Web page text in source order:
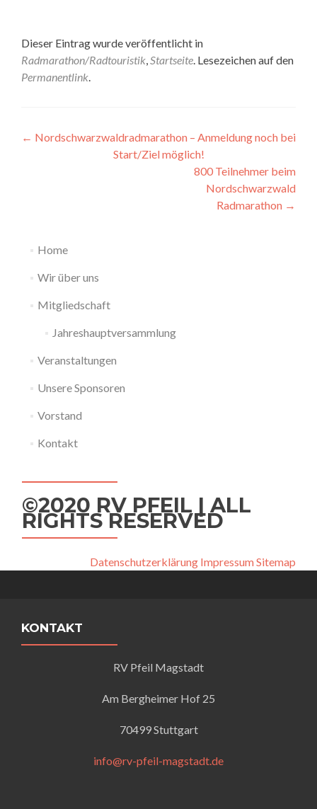
Dieser Eintrag wurde veröffentlicht in
Radmarathon/Radtouristik,Startseite. Lesezeichen auf den
Permanentlink.
Beitragsnavigation
← Nordschwarzwaldradmarathon – Anmeldung noch bei
Start/Ziel möglich!
800 Teilnehmer beim
Nordschwarzwald
Radmarathon →
Home
Wir über uns
Mitgliedschaft
Jahreshauptversammlung
Veranstaltungen
Unsere Sponsoren
Vorstand
Kontakt
©2020 RV PFEIL | ALL
RIGHTS RESERVED
Datenschutzerklärung ImpressumSitemap
KONTAKT
RV Pfeil Magstadt
Am Bergheimer Hof 25
70499 Stuttgart
info@rv-pfeil-magstadt.de